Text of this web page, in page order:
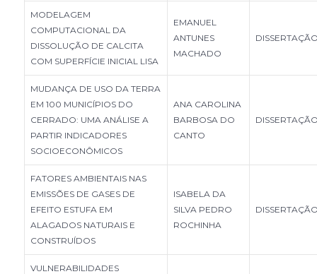
MODELAGEM
COMPUTACIONAL DA
DISSOLUÇÃO DE CALCITA
COM SUPERFÍCIE INICIAL LISA
EMANUEL
ANTUNES
MACHADO
MUDANÇA DE USO DA TERRA
EM 100 MUNICÍPIOS DO
CERRADO: UMA ANÁLISE A
PARTIR INDICADORES
SOCIOECONÔMICOS
ANA CAROLINA
BARBOSA DO
CANTO
FATORES AMBIENTAIS NAS
EMISSÕES DE GASES DE
EFEITO ESTUFA EM
ALAGADOS NATURAIS E
CONSTRUÍDOS
ISABELA DA
SILVA PEDRO
ROCHINHA
VULNERABILIDADES